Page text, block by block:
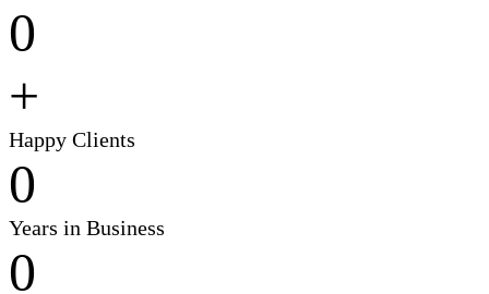
0
+
Happy Clients
0
Years in Business
0